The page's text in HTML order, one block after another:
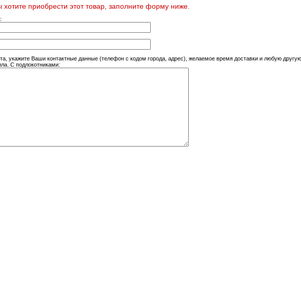
хотите приобрести этот товар, заполните форму ниже.
укажите Ваши контактные данные (телефон с кодом города, адрес), желаемое время доставки и любую
С подлокотниками: